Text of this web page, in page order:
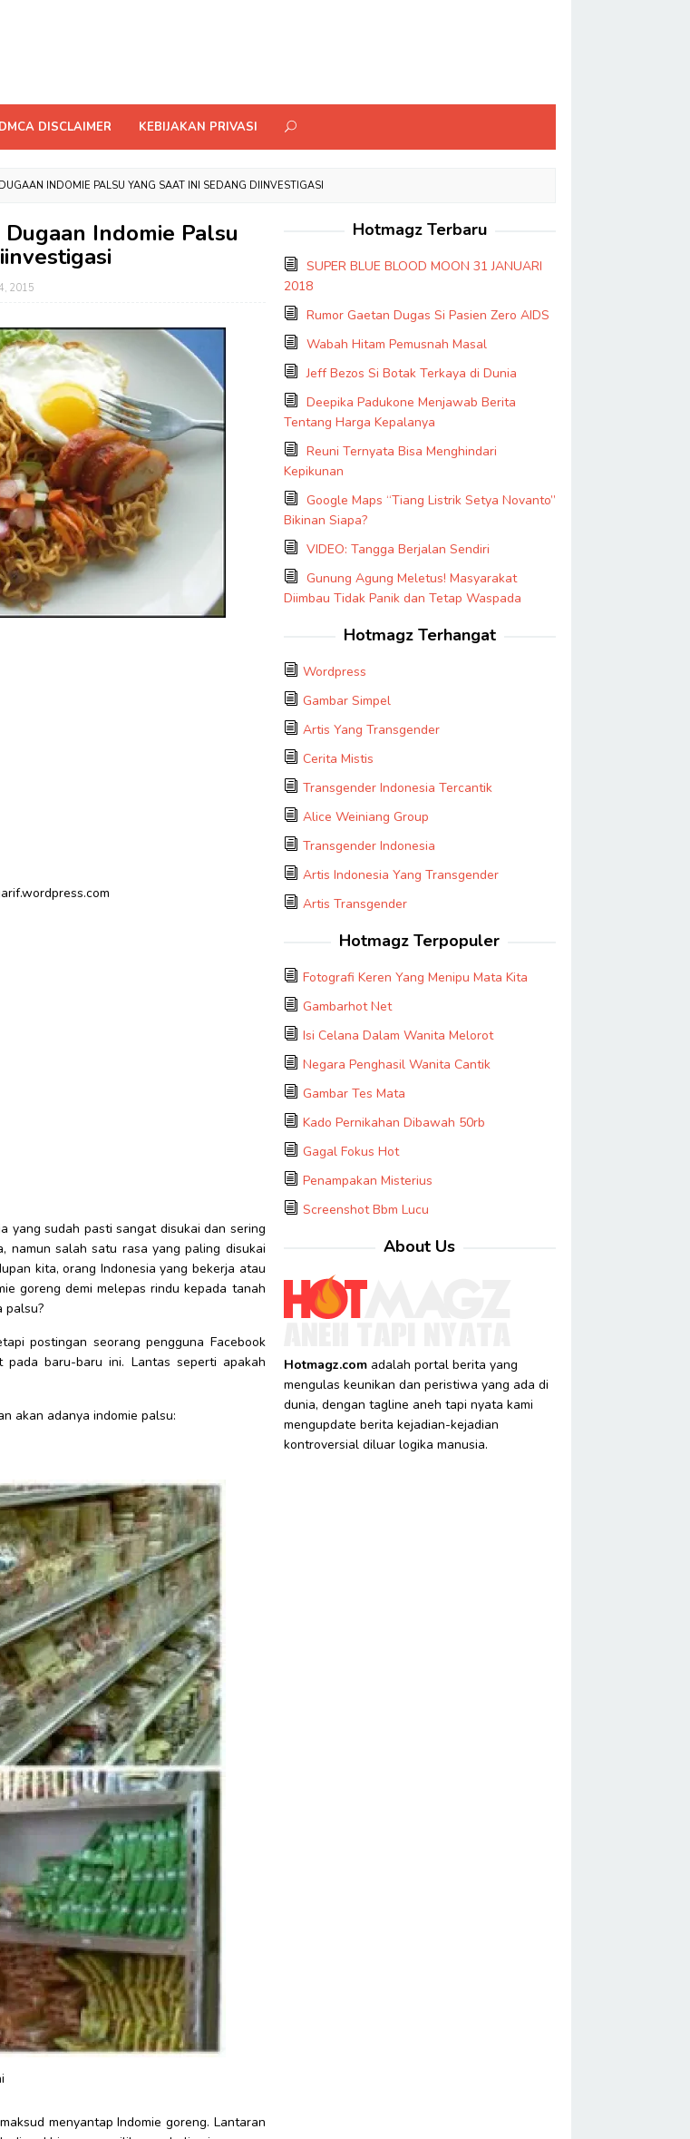
DMCA DISCLAIMER KEBIJAKAN PRIVASI
INDOMIE PALSU YANG SAAT INI SEDANG DIINVESTIGASI
Indomie Palsu
2015
yang sudah pasti sangat disukai dan sering
namun salah satu rasa yang paling disukai
kita, orang Indonesia yang bekerja atau
goreng demi melepas rindu kepada tanah
palsu?
postingan seorang pengguna Facebook
baru-baru ini. Lantas seperti apakah
akan adanya indomie palsu:
menyantap Indomie goreng. Lantaran
Hotmagz Terbaru
SUPER BLUE BLOOD MOON 31 JANUARI
2018
Rumor Gaetan Dugas Si Pasien Zero AIDS
Wabah Hitam Pemusnah Masal
Jeff Bezos Si Botak Terkaya di Dunia
Deepika Padukone Menjawab Berita
Tentang Harga Kepalanya
Reuni Ternyata Bisa Menghindari
Kepikunan
Google Maps “Tiang Listrik Setya Novanto”
Bikinan Siapa?
VIDEO: Tangga Berjalan Sendiri
Gunung Agung Meletus! Masyarakat
Diimbau Tidak Panik dan Tetap Waspada
Hotmagz Terhangat
Wordpress
Gambar Simpel
Artis Yang Transgender
Cerita Mistis
Transgender Indonesia Tercantik
Alice Weiniang Group
Transgender Indonesia
Artis Indonesia Yang Transgender
Artis Transgender
Hotmagz Terpopuler
Fotografi Keren Yang Menipu Mata Kita
Gambarhot Net
Isi Celana Dalam Wanita Melorot
Negara Penghasil Wanita Cantik
Gambar Tes Mata
Kado Pernikahan Dibawah 50rb
Gagal Fokus Hot
Penampakan Misterius
Screenshot Bbm Lucu
About Us
Hotmagz.comadalah portal berita yang
mengulas keunikan dan peristiwa yang ada di
dunia, dengan tagline aneh tapi nyata kami
mengupdate berita kejadian-kejadian
kontroversial diluar logika manusia.